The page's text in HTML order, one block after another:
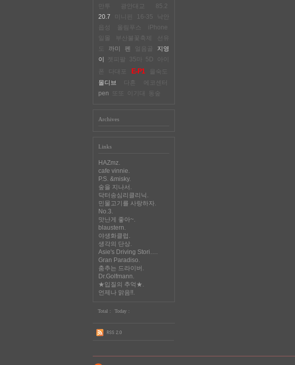
만투 광안대교
85.2
20.7
미니핀 16-35
낙안
읍성
올림푸스
iPhone
일몰
부산불꽃축제
선유
까미 펜 얼음골
지영
이
젯피팔 35마 5D
아이
다대포 E-P1
을숙도
몰디브
다혼
에코센터
pen
또또 이기대 동숲
Archives
Links
HAZmz.
cafe vinnie.
P.S. &misky.
숲을 지나서.
닥터송심리클리닉.
민물고기를 사랑하자.
No.3.
맛난게 좋아~.
blaustern.
야생화클럽.
생각의 단상.
Asie's Driving Stori….
Gran Paradiso.
춤추는 드라이버.
Dr.Golfmann.
★입질의 추억★.
언제나 맑음!!.
Total : Today :